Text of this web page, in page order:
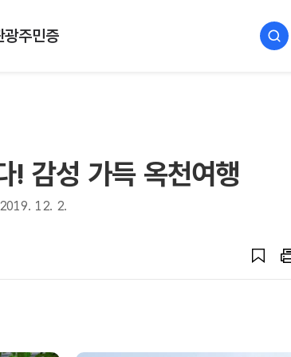
광주민증
! 감성 가득 옥천여행
12. 2.